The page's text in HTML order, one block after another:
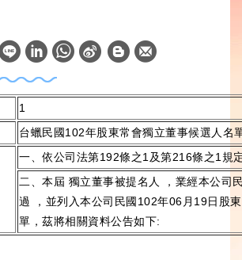
W
a
t
s
A
p
p
S
n
a
W
e
i
b
o
1
台蠟民國102年股東常會獨立董事候選人名
一、依公司法第192條之1及第216條之1規
二、本屆 獨立董事被提名人 ，業經本公司
過 ，並列入本公司民國102年06月19日股
單，茲將相關資料公告如下: